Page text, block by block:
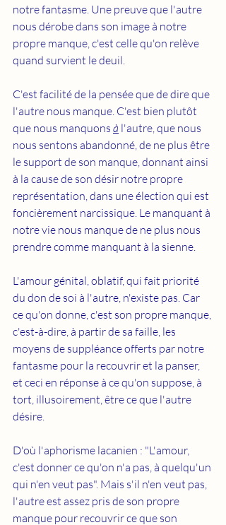
notre fantasme. Une preuve que l'autre
nous dérobe dans son image à notre
propre manque, c'est celle qu'on relève
quand survient le deuil.
C'est facilité de la pensée que de dire que
l'autre nous manque. C'est bien plutôt
que nous manquons à l'autre, que nous
nous sentons abandonné, de ne plus être
le support de son manque, donnant ainsi
à la cause de son désir notre propre
représentation, dans une élection qui est
foncièrement narcissique. Le manquant à
notre vie nous manque de ne plus nous
prendre comme manquant à la sienne.
L'amour génital, oblatif, qui fait priorité
du don de soi à l'autre, n'existe pas. Car
ce qu'on donne, c'est son propre manque,
c'est-à-dire, à partir de sa faille, les
moyens de suppléance offerts par notre
fantasme pour la recouvrir et la panser,
et ceci en réponse à ce qu'on suppose, à
tort, illusoirement, être ce que l'autre
désire.
D'où l'aphorisme lacanien : "L'amour,
c'est donner ce qu'on n'a pas, à quelqu'un
qui n'en veut pas". Mais s'il n'en veut pas,
l'autre est assez pris de son propre
manque pour recouvrir ce que son